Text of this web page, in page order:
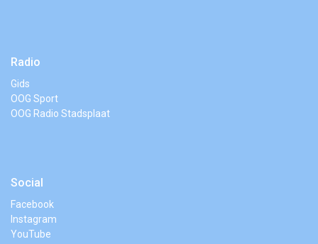
Radio
Gids
OOG Sport
OOG Radio Stadsplaat
Social
Facebook
Instagram
YouTube